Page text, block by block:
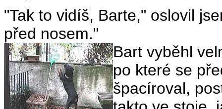
"Tak to vidíš, Barte," oslovil
před nosem."
Bart vyběhl
po které se
špacíroval,